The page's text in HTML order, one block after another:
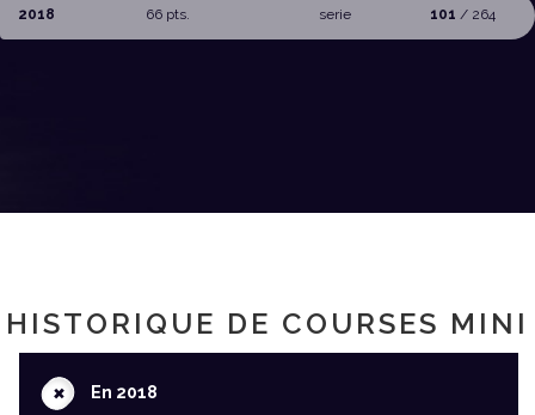
2018 66 pts. serie 101 / 264
HISTORIQUE DE COURSES MINI
+En 2018